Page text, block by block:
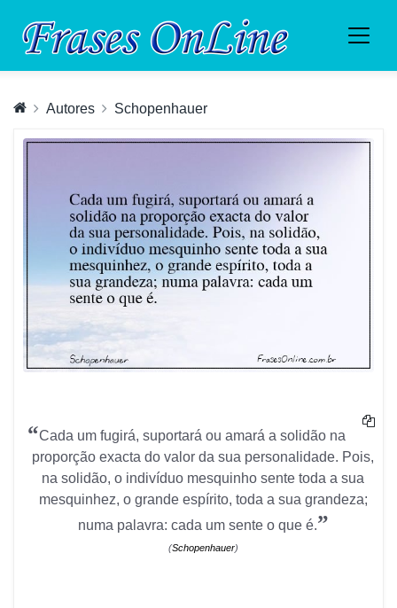
Autores Schopenhauer
“Cada um fugirá, suportará ou amará a solidão na
proporção exacta do valor da sua personalidade. Pois,
na solidão, o indivíduo mesquinho sente toda a sua
mesquinhez, o grande espírito, toda a sua grandeza;
numa palavra: cada um sente o que é.”
(Schopenhauer)